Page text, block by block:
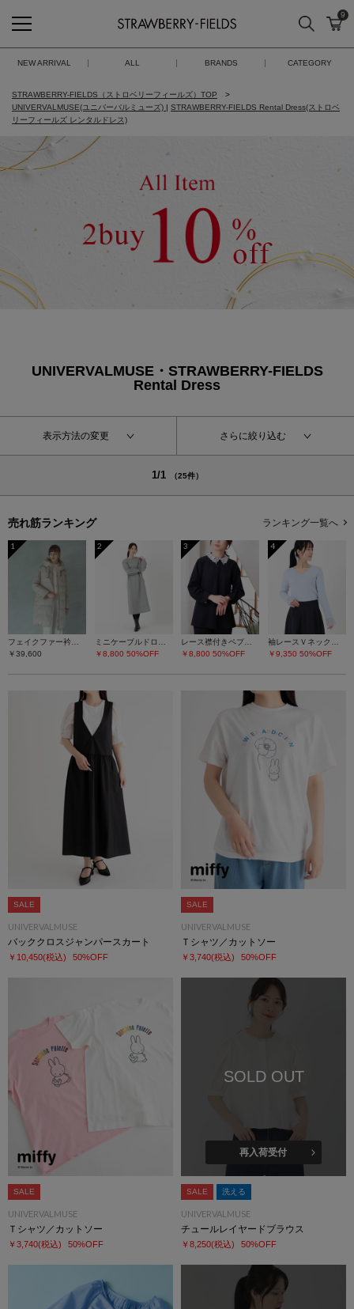
STRAWBERRY-FIELDS
検索 カ
9
NEW ARRIVAL ALL BRANDS CATEGORY
STRAWBERRY-FIELDS（ストロベリーフィールズ）TOP
UNIVERVALMUSE(ユニバーバルミューズ) | STRAWBERRY-FIELDS Rental Dress(ストロベ
リーフィールズ レンタルドレス)
UNIVERVALMUSE・STRAWBERRY-FIELDS
Rental Dress
表示方法の変更 さらに絞り込む
1/1 （25件）
売れ筋ランキング ランキング一覧へ
1
フェイクファー衿ダウンコート
￥39,600
2
ミニケーブルドロストワンピース
￥8,800 50%OFF
3
レース襟付きペプラムプルオーバー
￥8,800 50%OFF
4
袖レースＶネックニット
￥9,350 50%OFF
SALE
UNIVERVALMUSE
バッククロスジャンパースカート
￥10,450(税込) 50%OFF
SALE
UNIVERVALMUSE
Ｔシャツ／カットソー
￥3,740(税込) 50%OFF
SALE
UNIVERVALMUSE
Ｔシャツ／カットソー
￥3,740(税込) 50%OFF
SOLD OUT
再入荷受付
SALE 洗える
UNIVERVALMUSE
チュールレイヤードブラウス
￥8,250(税込) 50%OFF